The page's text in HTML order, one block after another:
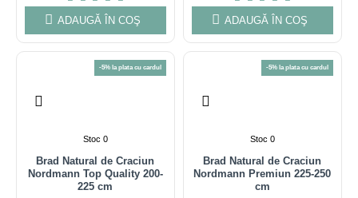
ADAUGĂ ÎN COŞ ADAUGĂ ÎN COŞ
-5% la plata cu cardul
Stoc 0
Brad Natural de Craciun
Nordmann Top Quality 200-
225 cm
-5% la plata cu cardul
Stoc 0
Brad Natural de Craciun
Nordmann Premiun 225-250
cm